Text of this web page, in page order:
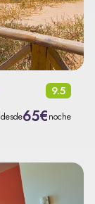
9.5
desde65€noche